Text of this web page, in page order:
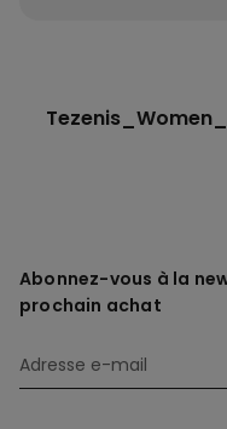
Abonnez-vous à la
prochain achat